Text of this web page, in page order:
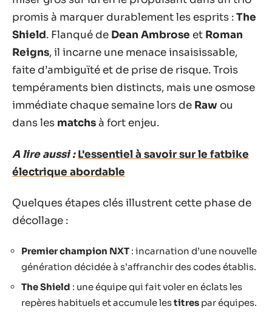
promis à marquer durablement les esprits :The
Shield. Flanqué de Dean Ambrose et Roman
Reigns, il incarne une menace insaisissable,
faite d’ambiguïté et de prise de risque. Trois
tempéraments bien distincts, mais une osmose
immédiate chaque semaine lors de Raw ou
dans les matchsà fort enjeu.
A lire aussi : L'essentiel à savoir sur le fatbike
électrique abordable
Quelques étapes clés illustrent cette phase de
décollage :
Premier champion NXT : incarnation d’une nouvelle
génération décidée à s’affranchir des codes établis.
The Shield : une équipe qui fait voler en éclats les
repères habituels et accumule lestitres par équipes.